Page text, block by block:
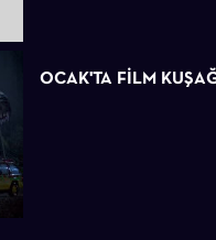
OCAK'TA FİLM